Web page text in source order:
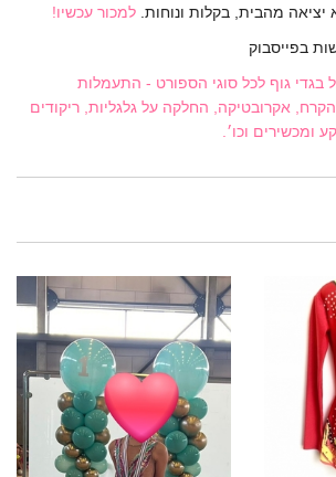
מהבית, בקלות ונוחות. למכור עכשיו!
בפייסבוק
בגדי גוף לכל סוגי הספורט - התעמלות
אקרובטיקה, החלקה על גלגליות, ריקודים
ומכשירים וכו׳.